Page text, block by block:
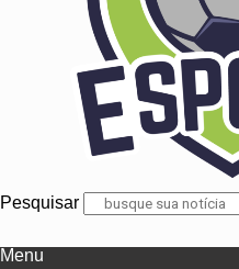
Pesquisar
Menu